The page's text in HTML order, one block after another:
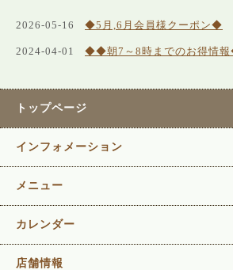
2026-05-16 ◆5月,6月会員様クーポン◆
2024-04-01 ◆◆朝7～8時までのお得情
トップページ
インフォメーション
メニュー
カレンダー
店舗情報